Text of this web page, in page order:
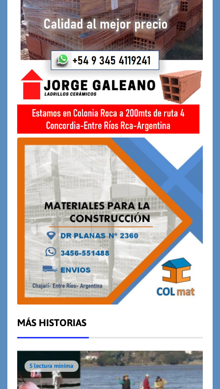
MÁS HISTORIAS
5 lectura mínima